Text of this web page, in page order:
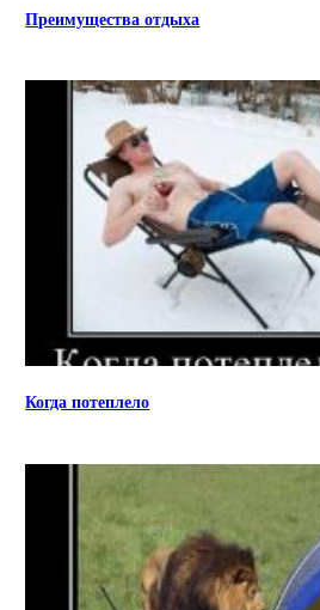
Преимущества отдыха
Когда потеплело